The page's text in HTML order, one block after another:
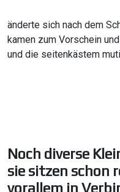
änderte sich nach dem
kamen zum Vorschein
und die seitenkästem
Noch diverse
sie sitzen schon
vorallem in